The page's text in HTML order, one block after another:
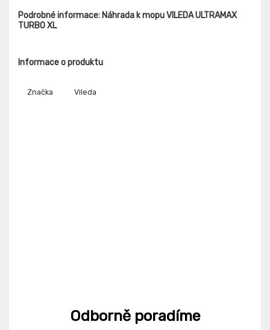
Podrobné informace: Náhrada k mopu VILEDA ULTRAMAX
TURBO XL
Informace o produktu
Značka Vileda
Odborně poradíme